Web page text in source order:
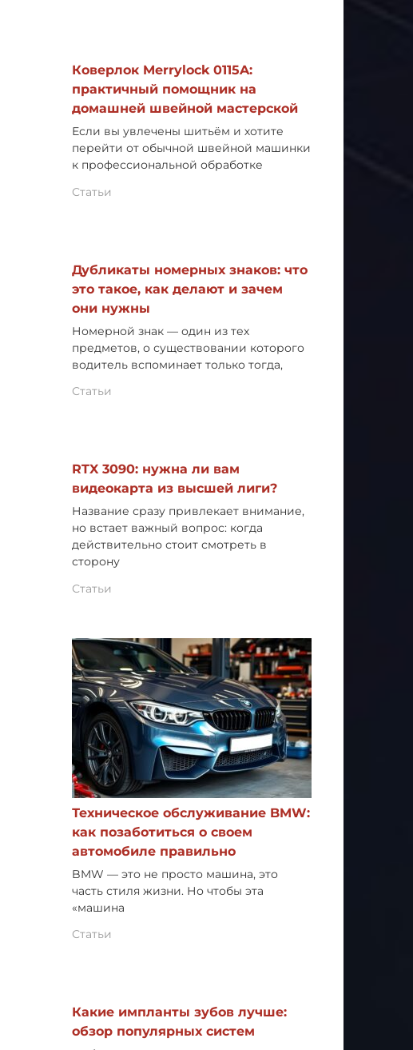
Коверлок Merrylock 0115A:
практичный помощник на
домашней швейной мастерской
Если вы увлечены шитьём и хотите
перейти от обычной швейной машинки
к профессиональной обработке
Статьи
Дубликаты номерных знаков: что
это такое, как делают и зачем
они нужны
Номерной знак — один из тех
предметов, о существовании которого
водитель вспоминает только тогда,
Статьи
RTX 3090: нужна ли вам
видеокарта из высшей лиги?
Название сразу привлекает внимание,
но встает важный вопрос: когда
действительно стоит смотреть в
сторону
Статьи
Техническое обслуживание BMW:
как позаботиться о своем
автомобиле правильно
BMW — это не просто машина, это
часть стиля жизни. Но чтобы эта
«машина
Статьи
Какие импланты зубов лучше:
обзор популярных систем